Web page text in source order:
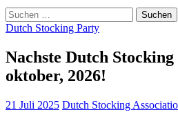
Suchen
nach:
Dutch Stocking Party
Nachste Dutch
oktober, 2026!
21 Juli 2025 Dutch Stocking